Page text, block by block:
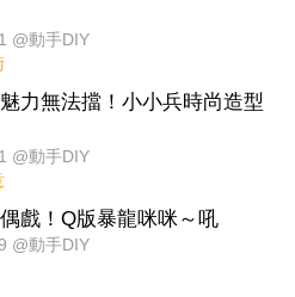
@動手DIY
力無法擋！小小兵時尚造型
@動手DIY
戲！Q版暴龍咪咪～吼
@動手DIY